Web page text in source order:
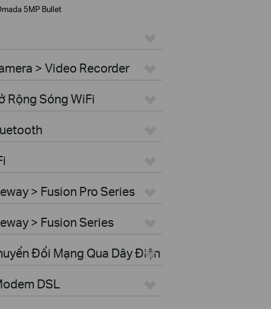
5MP Bullet
> Video Recorder
Rộng Sóng WiFi
> Fusion Pro Series
> Fusion Series
Đổi Mạng Qua Dây Điện
DSL